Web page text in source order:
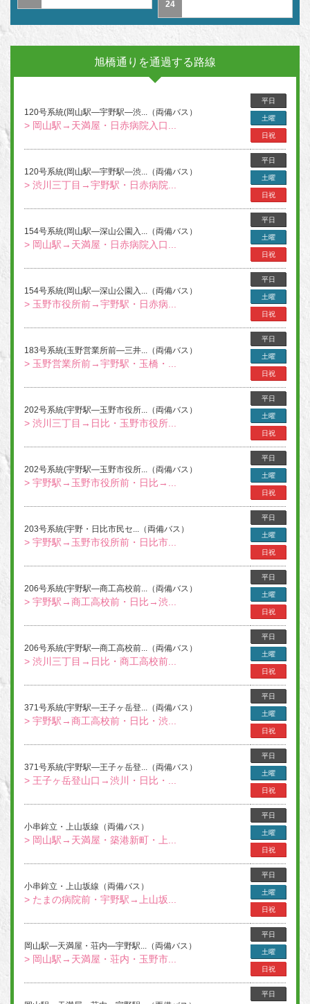
24
旭橋通りを通過する路線
120号系統(岡山駅―宇野駅―渋...（両備バス）
> 岡山駅→天満屋・日赤病院入口...
平日
土曜
日祝
120号系統(岡山駅―宇野駅―渋...（両備バス）
> 渋川三丁目→宇野駅・日赤病院...
平日
土曜
日祝
154号系統(岡山駅―深山公園入...（両備バス）
> 岡山駅→天満屋・日赤病院入口...
平日
土曜
日祝
154号系統(岡山駅―深山公園入...（両備バス）
> 玉野市役所前→宇野駅・日赤病...
平日
土曜
日祝
183号系統(玉野営業所前―三井...（両備バス）
> 玉野営業所前→宇野駅・玉橋・...
平日
土曜
日祝
202号系統(宇野駅―玉野市役所...（両備バス）
> 渋川三丁目→日比・玉野市役所...
平日
土曜
日祝
202号系統(宇野駅―玉野市役所...（両備バス）
> 宇野駅→玉野市役所前・日比→...
平日
土曜
日祝
203号系統(宇野・日比市民セ...（両備バス）
> 宇野駅→玉野市役所前・日比市...
平日
土曜
日祝
206号系統(宇野駅―商工高校前...（両備バス）
> 宇野駅→商工高校前・日比→渋...
平日
土曜
日祝
206号系統(宇野駅―商工高校前...（両備バス）
> 渋川三丁目→日比・商工高校前...
平日
土曜
日祝
371号系統(宇野駅―王子ヶ岳登...（両備バス）
> 宇野駅→商工高校前・日比・渋...
平日
土曜
日祝
371号系統(宇野駅―王子ヶ岳登...（両備バス）
> 王子ヶ岳登山口→渋川・日比・...
平日
土曜
日祝
小串鉾立・上山坂線（両備バス）
> 岡山駅→天満屋・築港新町・上...
平日
土曜
日祝
小串鉾立・上山坂線（両備バス）
> たまの病院前・宇野駅→上山坂...
平日
土曜
日祝
岡山駅―天満屋・荘内―宇野駅...（両備バス）
> 岡山駅→天満屋・荘内・玉野市...
平日
土曜
日祝
平日